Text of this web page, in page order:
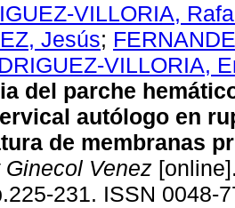
VILLORIA,
Jesús;
VILLORIA,
del parche
autólogo en
de membranas
Ginecol Venez
231. ISSN 0048-